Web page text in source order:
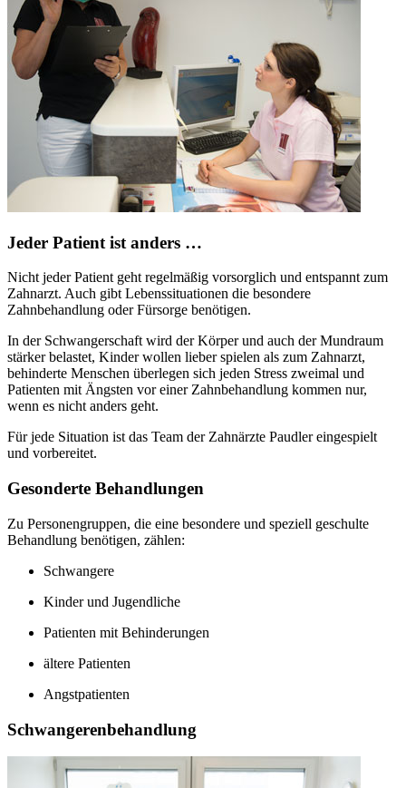
Jeder Patient ist anders …
Nicht jeder Patient geht regelmäßig vorsorglich und entspannt zum
Zahnarzt. Auch gibt Lebenssituationen die besondere
Zahnbehandlung oder Fürsorge benötigen.
In der Schwangerschaft wird der Körper und auch der Mundraum
stärker belastet, Kinder wollen lieber spielen als zum Zahnarzt,
behinderte Menschen überlegen sich jeden Stress zweimal und
Patienten mit Ängsten vor einer Zahnbehandlung kommen nur,
wenn es nicht anders geht.
Für jede Situation ist das Team der Zahnärzte Paudler eingespielt
und vorbereitet.
Gesonderte Behandlungen
Zu Personengruppen, die eine besondere und speziell geschulte
Behandlung benötigen, zählen:
Schwangere
Kinder und Jugendliche
Patienten mit Behinderungen
ältere Patienten
Angstpatienten
Schwangerenbehandlung